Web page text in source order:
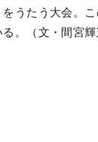
うたう大会。
。（文・間宮輝